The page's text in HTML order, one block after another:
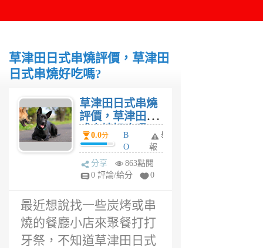
草津田日式串燒評價，草津田
日式串燒好吃嗎?
草津田日式串燒
評價，草津田日
式串燒好吃嗎?
0.0分
B
O
Y
6
舉
報
分享
863點閱
0 評論/給分
0
最近想說找一些炭烤或串
燒的餐廳小店來聚餐打打
牙祭，不知道草津田日式